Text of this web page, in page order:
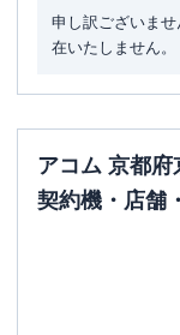
申し訳ございま
在いたしません。
アコム 京都
契約機・店舗